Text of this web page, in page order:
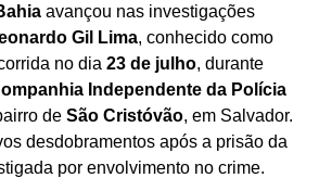
avançou nas investigações
Gil Lima, conhecido como
no dia 23 de julho, durante
Independente da Polícia
de São Cristóvão, em Salvador.
desdobramentos após a prisão da
por envolvimento no crime.